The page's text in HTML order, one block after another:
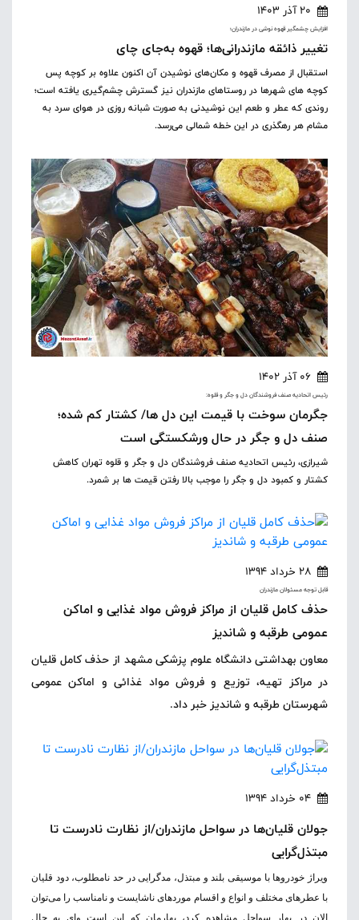
20 آذر 1403
افزایش چشمگیر قهوه نوشی در مازندران؛
تغییر ذائقه مازندرانی‌ها؛ قهوه به‌جای چای
استقبال از مصرف قهوه و مکان‌های نوشیدن آن اکنون علاوه بر کوچه پس
کوچه های شهرها در روستاهای مازندران نیز گسترش چشم‌گیری یافته است؛
روندی که عطر و طعم این نوشیدنی به صورت شبانه روزی در هوای سرد به
مشام هر رهگذری در این خطه شمالی می‌رسد.
06 آذر 1402
رئیس اتحادیه صنف فروشندگان دل و جگر و قلوه:
جگرمان سوخت با قیمت این دل ها/ کشتار کم شده؛
صنف دل و جگر در حال ورشکستگی است
شیرازی، رئیس اتحادیه صنف فروشندگان دل و جگر و قلوه تهران کاهش
کشتار و کمبود دل و جگر را موجب بالا رفتن قیمت ها بر شمرد.
28 خرداد 1394
قابل توجه مسئولان مازندران
حذف کامل قلیان از مراکز فروش مواد غذایی و اماکن
عمومی طرقبه و شاندیز
معاون بهداشتی دانشگاه علوم پزشکی مشهد از حذف کامل قلیان
در مراکز تهیه، توزیع و فروش مواد غذائی و اماکن عمومی
شهرستان طرقبه و شاندیز خبر داد.
04 خرداد 1394
جولان قلیان‌ها در سواحل مازندران/از نظارت نادرست تا
مبتذل‌گرایی
ویراژ خودروها با موسیقی بلند و مبتذل، مدگرایی در حد نامطلوب، دود قلیان
با عطرهای مختلف و انواع و اقسام موردهای ناشایست و نامناسب را می‌توان
الان در بهار سواحل مشاهده کرد، بهارمان که این است وای به حال